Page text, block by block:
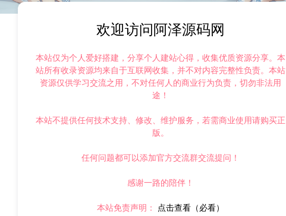
欢迎访问阿泽源码网
本站仅为个人爱好搭建，分享个人建站心得，收集优质资源分享。本
站所有收录资源均来自于互联网收集，并不对内容完整性负责。本站
资源仅供学习交流之用，不对任何人的商业行为负责，切勿非法用
途！
本站不提供任何技术支持、修改、维护服务，若需商业使用请购买正
版。
任何问题都可以添加官方交流群交流提问！
感谢一路的陪伴！
本站免责声明： 点击查看（必看）